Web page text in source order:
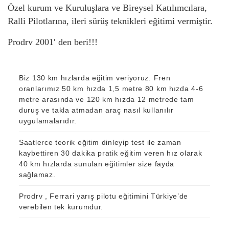
Özel kurum ve Kuruluşlara ve Bireysel Katılımcılara,
Ralli Pilotlarına, ileri sürüş teknikleri eğitimi vermiştir.
Prodrv 2001′ den beri!!!
Biz 130 km hızlarda eğitim veriyoruz. Fren
oranlarımız 50 km hızda 1,5 metre 80 km hızda 4-6
metre arasında ve 120 km hızda 12 metrede tam
duruş ve takla atmadan araç nasıl kullanılır
uygulamalarıdır.
Saatlerce teorik eğitim dinleyip test ile zaman
kaybettiren 30 dakika pratik eğitim veren hız olarak
40 km hızlarda sunulan eğitimler size fayda
sağlamaz.
Prodrv , Ferrari yarış pilotu eğitimini Türkiye’de
verebilen tek kurumdur.